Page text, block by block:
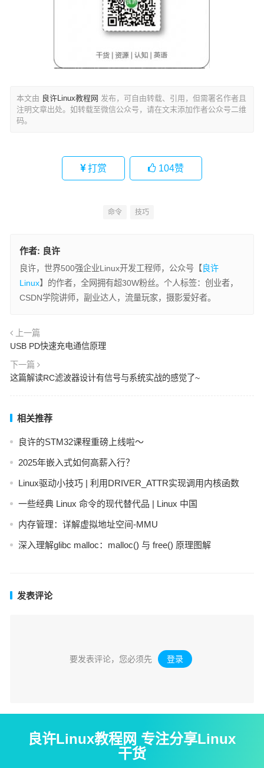
本文由 良许Linux教程网 发布，可自由转载、引用，但需署名作者且
注明文章出处。如转载至微信公众号，请在文末添加作者公众号二维
码。
打赏 104赞
命令 技巧
作者: 良许
良许，世界500强企业Linux开发工程师，公众号【 良许
Linux】的作者，全网拥有超30W粉丝。个人标签：创业者，
CSDN学院讲师，副业达人，流量玩家，摄影爱好者。
上一篇
USB PD快速充电通信原理
下一篇
这篇解读RC滤波器设计有信号与系统实战的感觉了~
相关推荐
良许的STM32课程重磅上线啦～
2025年嵌入式如何高薪入行？
Linux驱动小技巧 | 利用DRIVER_ATTR实现调用内核函数
一些经典 Linux 命令的现代替代品 | Linux 中国
内存管理：详解虚拟地址空间-MMU
深入理解glibc malloc：malloc() 与 free() 原理图解
发表评论
要发表评论，您必须先 登录 。
良许Linux教程网 专注分享Linux
干货